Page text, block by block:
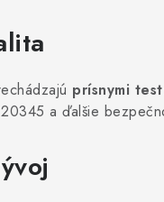
prísnymi
a ďalšie